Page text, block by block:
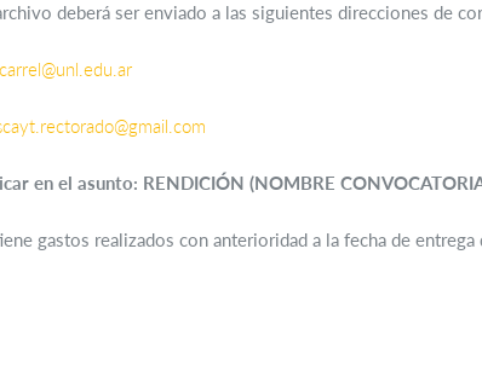
deberá ser enviado a las siguientes direcciones de
en el asunto: RENDICIÓN (NOMBRE
gastos realizados con anterioridad a la fecha de